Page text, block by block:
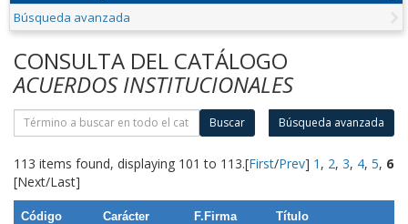
Búsqueda avanzada
CONSULTA DEL CATÁLOGO
ACUERDOS INSTITUCIONALES
Buscar Búsqueda avanzada
113 items found, displaying 101 to 113.[First/Prev] 1 , 2, 3, 4, 5, 6
[Next/Last]
Código Carácter F.Firma Título